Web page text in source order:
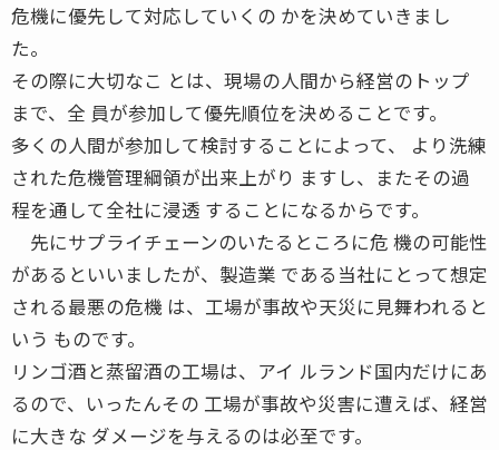
危機に優先して対応していくの かを決めていきまし
た。
その際に大切なこ とは、現場の人間から経営のトップ
まで、全 員が参加して優先順位を決めることです。
多くの人間が参加して検討することによって、 より洗練
された危機管理綱領が出来上がり ますし、またその過
程を通して全社に浸透 することになるからです。
先にサプライチェーンのいたるところに危 機の可能性
があるといいましたが、製造業 である当社にとって想定
される最悪の危機 は、工場が事故や天災に見舞われると
いう ものです。
リンゴ酒と蒸留酒の工場は、アイ ルランド国内だけにあ
るので、いったんその 工場が事故や災害に遭えば、経営
に大きな ダメージを与えるのは必至です。